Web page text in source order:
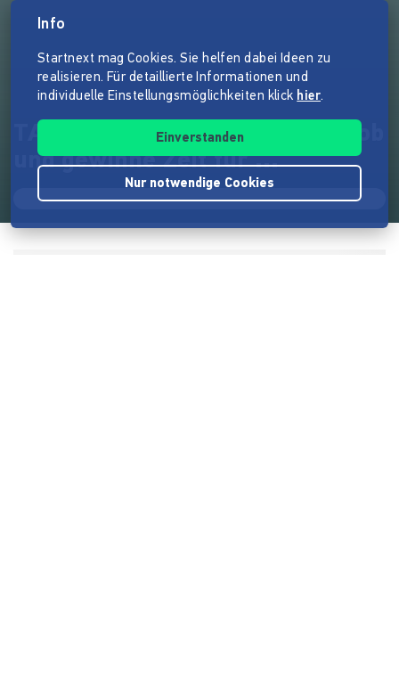
TANDEMPLOY - Teile Deinen Job
und gewinne Zeit für ...
Info
Startnext mag Cookies. Sie helfen dabei Ideen zu
realisieren. Für detaillierte Informationen und
individuelle Einstellungsmöglichkeiten klick hier.
Einverstanden
Nur notwendige Cookies